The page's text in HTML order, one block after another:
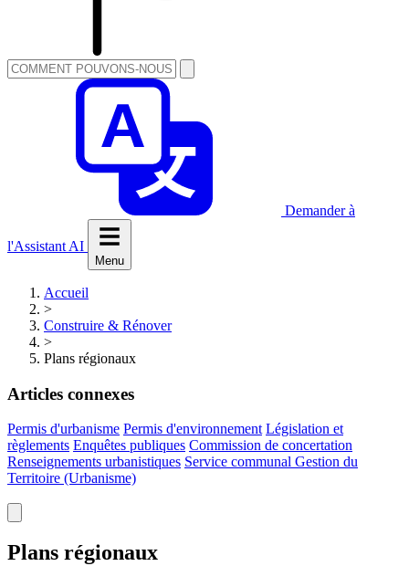
Demander à
l'Assistant AI
Menu
Accueil
>
Construire & Rénover
>
Plans régionaux
Articles connexes
Permis d'urbanisme Permis d'environnement Législation et
règlements Enquêtes publiques Commission de concertation
Renseignements urbanistiques Service communal Gestion du
Territoire (Urbanisme)
Plans régionaux